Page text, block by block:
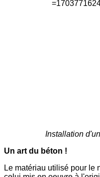
Installation
Un art du béton !
Le matériau utilisé pour le